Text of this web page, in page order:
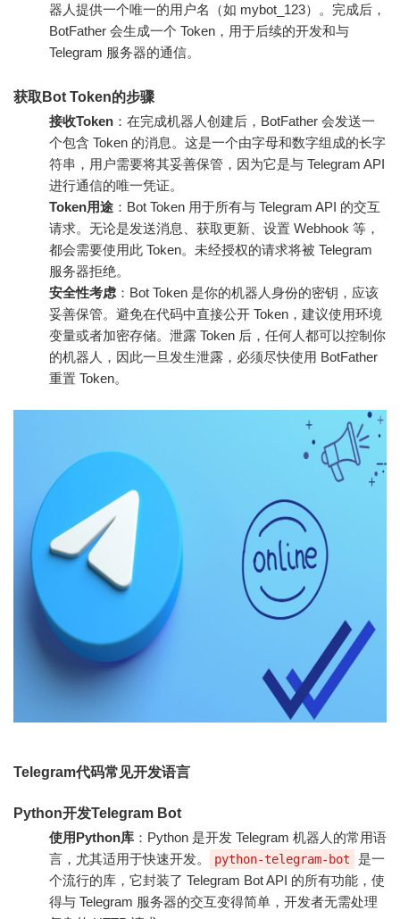
器人提供一个唯一的用户名（如 mybot_123）。完成后，
BotFather 会生成一个 Token，用于后续的开发和与
Telegram 服务器的通信。
获取Bot Token的步骤
接收Token ：在完成机器人创建后，BotFather 会发送一
个包含 Token 的消息。这是一个由字母和数字组成的长字
符串，用户需要将其妥善保管，因为它是与 Telegram API
进行通信的唯一凭证。
Token用途 ：Bot Token 用于所有与 Telegram API 的交互
请求。无论是发送消息、获取更新、设置 Webhook 等，
都会需要使用此 Token。未经授权的请求将被 Telegram
服务器拒绝。
安全性考虑 ：Bot Token 是你的机器人身份的密钥，应该
妥善保管。避免在代码中直接公开 Token，建议使用环境
变量或者加密存储。泄露 Token 后，任何人都可以控制你
的机器人，因此一旦发生泄露，必须尽快使用 BotFather
重置 Token。
Telegram代码常见开发语言
Python开发Telegram Bot
使用Python库 ：Python 是开发 Telegram 机器人的常用语
言，尤其适用于快速开发。
python-telegram-bot
是一
个流行的库，它封装了 Telegram Bot API 的所有功能，使
得与 Telegram 服务器的交互变得简单，开发者无需处理